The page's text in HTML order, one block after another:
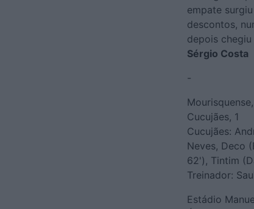
empate
descontos,
depois chegiu
Sérgio Costa
-
Cucujães, 1
Cucujães:
Neves, Deco
62'), Tintim
Treinador:
Estádio